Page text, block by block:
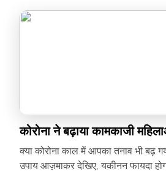
कोरोना ने बढ़ाया कामकाजी
क्या कोरोना काल में आपका तनाव भी बढ़
उपाय आज़माकर देखिए, यकीनन फायदा